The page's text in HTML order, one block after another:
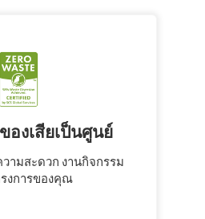
องเสียเป็นศูนย์
ามสะดวก งานกิจกรรม
งการของคุณ